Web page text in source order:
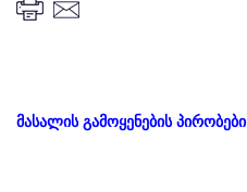
მასალის გამოყენების პირობები